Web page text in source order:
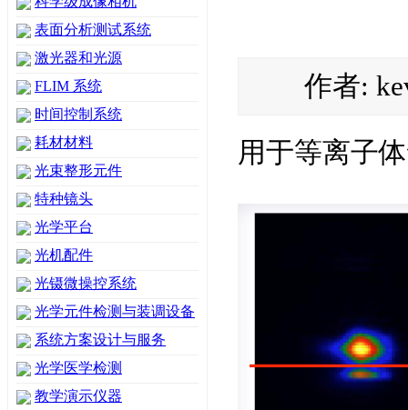
表面分析测试系统
激光器和光源
FLIM 系统
时间控制系统
耗材材料
光束整形元件
特种镜头
光学平台
光机配件
光镊微操控系统
光学元件检测与装调设备
系统方案设计与服务
光学医学检测
教学演示仪器
作者:
用于等离子